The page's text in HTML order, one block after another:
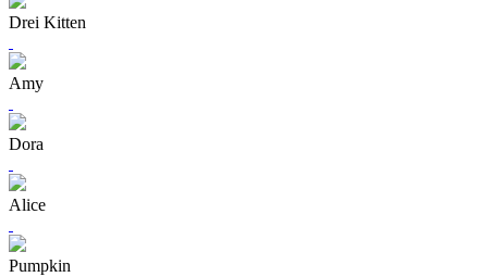
Drei Kitten
Amy
Dora
Alice
Pumpkin